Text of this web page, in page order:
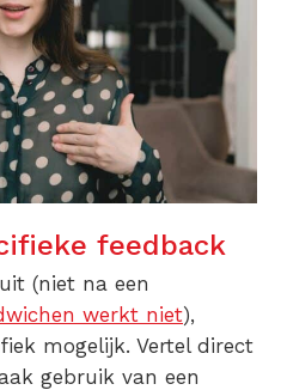
feedback
(niet na een
werkt niet),
mogelijk. Vertel direct
gebruik van een